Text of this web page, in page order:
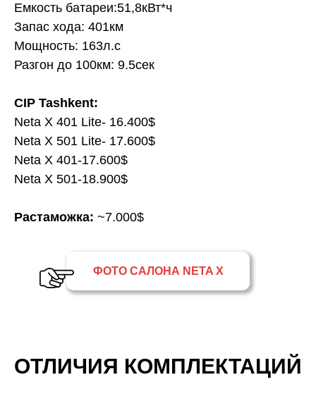
Емкость батареи:51,8кВт*ч
Запас хода: 401км
Мощность: 163л.с
Разгон до 100км: 9.5сек
CIP Tashkent:
Neta X 401 Lite- 16.400$
Neta X 501 Lite- 17.600$
Neta X 401-17.600$
Neta X 501-18.900$
Растаможка: ~7.000$
ФОТО САЛОНА NETA X
ОТЛИЧИЯ КОМПЛЕКТАЦИЙ